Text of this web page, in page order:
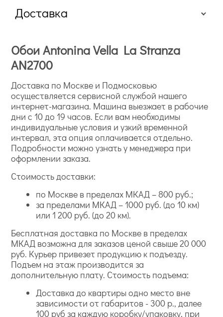
Доставка
Обои Antonina Vella La Stranza
AN2700
Доставка по Москве и Подмосковью
осуществляется сервисной службой нашего
интернет-магазина. Машина выезжает в рабочие
дни с 10 до 19 часов. Если вам необходимы
индивидуальные условия и узкий временной
интервал, эта опция оплачивается отдельно.
Подробности можно узнать у менеджера при
оформлении заказа.
Стоимость доставки:
по Москве в пределах МКАД – 800 руб.;
за пределами МКАД – 1000 руб. (до 10 км)
или 1 200 руб. (до 20 км).
Бесплатная доставка по Москве в пределах
МКАД возможна для заказов ценой свыше 20 000
руб. Курьер привезет продукцию к подъезду.
Подъем на этаж производится за
дополнительную плату. Стоимость подъема:
Доставка до квартиры одно место вне
зависимости от габаритов - 300 р., далее
100 руб за каждую коробку/упаковку, при